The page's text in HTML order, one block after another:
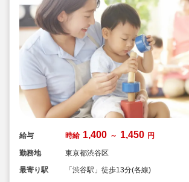
給与 時給 1,400 ～ 1,450 円
勤務地
東京都渋谷区
最寄り駅
「渋谷駅」徒歩13分(各線)